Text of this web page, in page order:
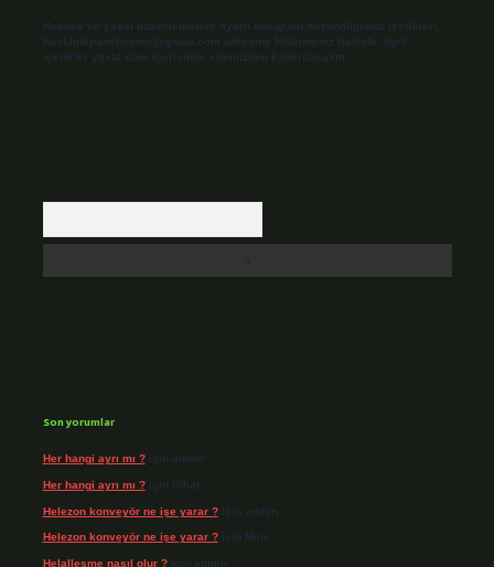
Hukuka ve yasal düzenlemelere aykırı olduğunu düşündüğünüz içerikleri,
backlinkpanelicomtr@gmail.com adresine bildirmeniz halinde, ilgili
içerikler yasal süre içerisinde sitemizden kaldırılacaktır.
Son yorumlar
Her hangi ayrı mı ?için admin
Her hangi ayrı mı ?için Cihat
Helezon konveyör ne işe yarar ?için admin
Helezon konveyör ne işe yarar ?için Mine
Helalleşme nasıl olur ?için admin